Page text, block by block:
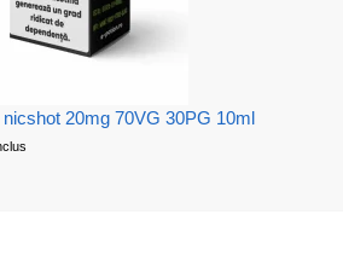
20mg 70VG 30PG 10ml